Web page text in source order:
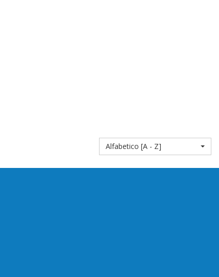
Alfabetico [A - Z]